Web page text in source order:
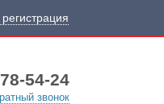
54-24
звонок